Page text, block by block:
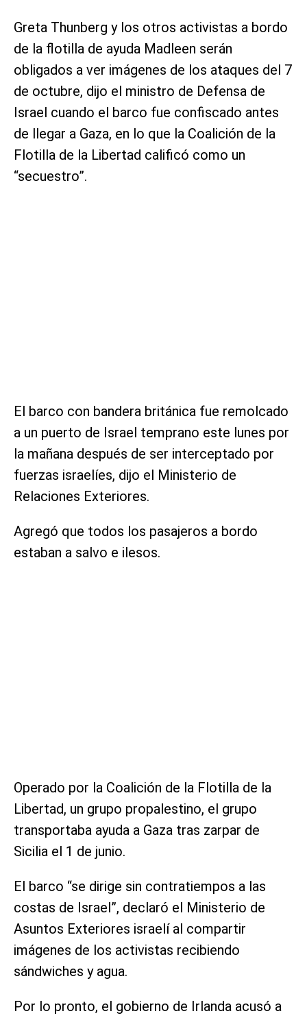
Greta Thunberg y los otros activistas a bordo
de la flotilla de ayuda Madleen serán
obligados a ver imágenes de los ataques del 7
de octubre, dijo el ministro de Defensa de
Israel cuando el barco fue confiscado antes
de llegar a Gaza, en lo que la Coalición de la
Flotilla de la Libertad calificó como un
“secuestro”.
El barco con bandera británica fue remolcado
a un puerto de Israel temprano este lunes por
la mañana después de ser interceptado por
fuerzas israelíes, dijo el Ministerio de
Relaciones Exteriores.
Agregó que todos los pasajeros a bordo
estaban a salvo e ilesos.
Operado por la Coalición de la Flotilla de la
Libertad, un grupo propalestino, el grupo
transportaba ayuda a Gaza tras zarpar de
Sicilia el 1 de junio.
El barco “se dirige sin contratiempos a las
costas de Israel”, declaró el Ministerio de
Asuntos Exteriores israelí al compartir
imágenes de los activistas recibiendo
sándwiches y agua.
Por lo pronto, el gobierno de Irlanda acusó a